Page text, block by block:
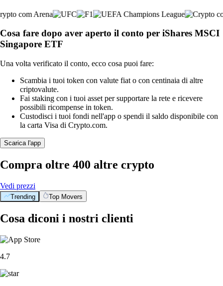
Cosa fare dopo aver aperto il conto per iShares MSCI
Singapore ETF
Una volta verificato il conto, ecco cosa puoi fare:
Scambia i tuoi token con valute fiat o con centinaia di altre
criptovalute.
Fai staking con i tuoi asset per supportare la rete e ricevere
possibili ricompense in token.
Custodisci i tuoi fondi nell'app o spendi il saldo disponibile con
la carta Visa di Crypto.com.
Scarica l'app
Compra oltre 400 altre crypto
Vedi prezzi
Trending Top Movers
Cosa diconi i nostri clienti
4.7